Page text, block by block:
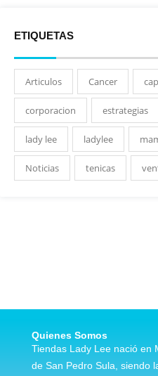
ETIQUETAS
Articulos Cancer
corporacion estrategias
lady lee ladylee
Noticias tenicas
Quienes Somos
Tiendas Lady Lee nació en
de San Pedro Sula, siendo